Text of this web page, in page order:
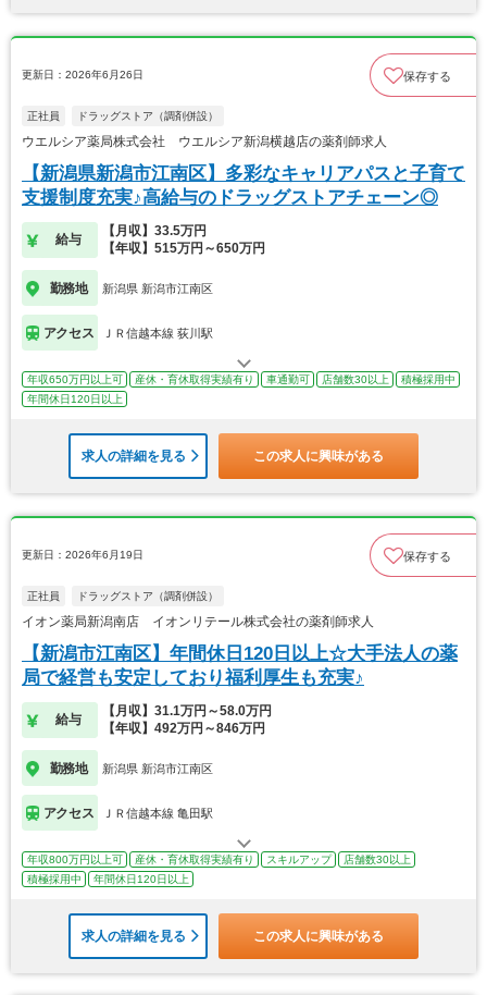
更新日：2026年6月26日 保存する
正社員 ドラッグストア（調剤併設）
ウエルシア薬局株式会社 ウエルシア新潟横越店の薬剤師求人
【新潟県新潟市江南区】多彩なキャリアパスと子育て
支援制度充実♪高給与のドラッグストアチェーン◎
給与
【月収】33.5万円
【年収】515万円～650万円
勤務地 新潟県 新潟市江南区
アクセス ＪＲ信越本線 荻川駅
年収650万円以上可 産休・育休取得実績有り 車通勤可 店舗数30以上
積極採用中
年間休日120日以上
求人の詳細を見る この求人に興味がある
更新日：2026年6月19日 保存する
正社員 ドラッグストア（調剤併設）
イオン薬局新潟南店 イオンリテール株式会社の薬剤師求人
【新潟市江南区】年間休日120日以上☆大手法人の薬
局で経営も安定しており福利厚生も充実♪
給与
【月収】31.1万円～58.0万円
【年収】492万円～846万円
勤務地 新潟県 新潟市江南区
アクセス ＪＲ信越本線 亀田駅
年収800万円以上可 産休・育休取得実績有り スキルアップ
店舗数30以上
積極採用中
年間休日120日以上
求人の詳細を見る この求人に興味がある